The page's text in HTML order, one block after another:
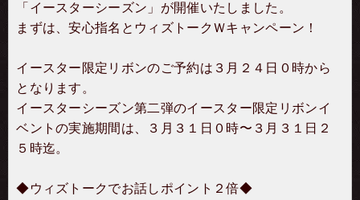
「イースターシーズン」が開催いたしました。
まずは、安心指名とウィズトークＷキャンペーン！
イースター限定リボンのご予約は３月２４日０時から
となります。
イースターシーズン第二弾のイースター限定リボンイ
ベントの実施期間は、３月３１日０時〜３月３１日２
５時迄。
◆ウィズトークでお話しポイント２倍◆